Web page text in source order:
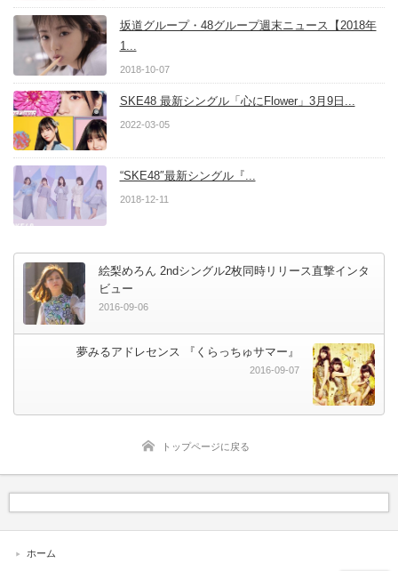
坂道グループ・48グループ週末ニュース【2018年
1...
2018-10-07
SKE48 最新シングル「心にFlower」3月9日...
2022-03-05
“SKE48″最新シングル『...
2018-12-11
絵梨めろん 2ndシングル2枚同時リリース直撃インタ
ビュー
2016-09-06
夢みるアドレセンス 『くらっちゅサマー』
2016-09-07
トップページに戻る
ホーム